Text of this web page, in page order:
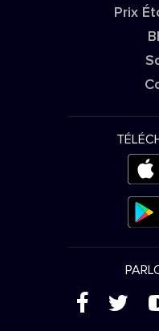
Prix
( '